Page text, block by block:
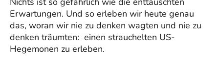
Erwartungen. Und so erleben wir heute genau
das, woran wir nie zu denken wagten und nie zu
denken träumten: einen strauchelten US-
Hegemonen zu erleben.